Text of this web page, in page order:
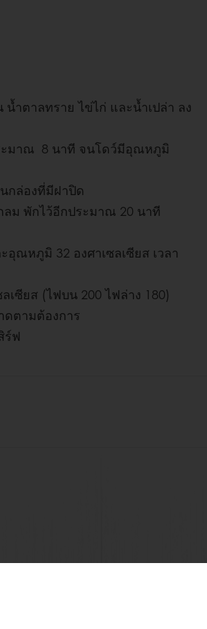
ำตาลทราย ไข่ไก่ และน้ำเปล่า ลง
ะมาณ 8 นาที จนโดว์มีอุณหภูมิ
กล่องที่มีฝาปิด
ม พักไว้อีกประมาณ 20 นาที
ณหภูมิ 32 องศาเซลเซียส เวลา
ซียส (ไฟบน 200 ไฟล่าง 180)
ตามต้องการ
ร์ฟ